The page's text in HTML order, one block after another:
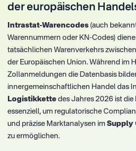
der europäischen
Intrastat-Warencodes (auch
Warennummern oder KN-Codes)
tatsächlichen Warenverkehrs
der Europäischen Union. Während im
Zollanmeldungen die Datenbasis
innergemeinschaftlichen Handel das
Logistikkette des Jahres 2026 ist
essenziell, um regulatorische
und präzise Marktanalysen im Supply
zu ermöglichen.